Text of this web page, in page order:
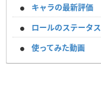
キャラの最新評価
ロールのステータス
使ってみた動画